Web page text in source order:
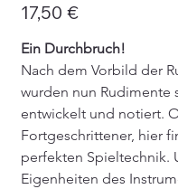
17,50 €
Ein Durchbruch!
Nach dem Vorbild der
wurden nun Rudimente
entwickelt und notiert.
Fortgeschrittener, hier
perfekten Spieltechnik.
Eigenheiten des